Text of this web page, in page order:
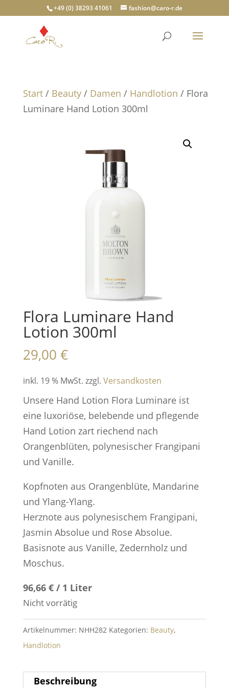
+49 (0) 38293 41061 fashion@caro-r.de
Start/ Beauty/ Damen / Handlotion / Flora
Luminare Hand Lotion 300ml
Flora Luminare Hand
Lotion 300ml
29,00 €
inkl. 19 % MwSt. zzgl. Versandkosten
Unsere Hand Lotion Flora Luminare ist
eine luxoriöse, belebende und pflegende
Hand Lotion zart riechend nach
Orangenblüten, polynesischer Frangipani
und Vanille.
Kopfnoten aus Orangenblüte, Mandarine
und Ylang-Ylang.
Herznote aus polynesischem Frangipani,
Jasmin Absolue und Rose Absolue.
Basisnote aus Vanille, Zedernholz und
Moschus.
96,66 € / 1 Liter
Nicht vorrätig
Artikelnummer: NHH282 Kategorien: Beauty,
Handlotion
Beschreibung